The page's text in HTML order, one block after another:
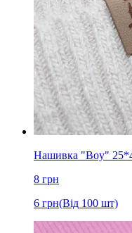
Нашивка "Boy"
8 грн
6 грн(Від 100 шт)